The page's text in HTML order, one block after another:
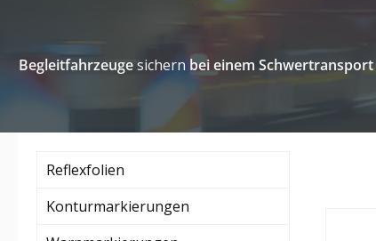
Begleitfahrzeugesichern bei einem Schwertransport
Reflexfolien
Konturmarkierungen